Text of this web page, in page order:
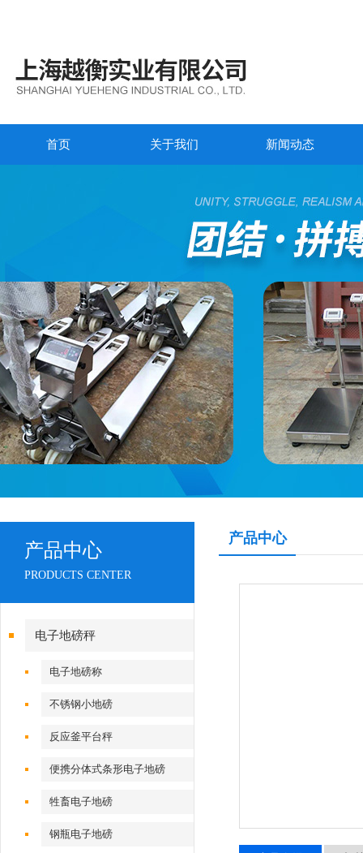
首页 关于我们 新闻动态
产品中心
PRODUCTS CENTER
电子地磅秤
电子地磅称
不锈钢小地磅
反应釜平台秤
便携分体式条形电子地磅
牲畜电子地磅
钢瓶电子地磅
产品中心